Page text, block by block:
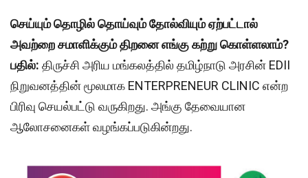
செய்யும் தொழில் தொய்வும் தோல்வியும் ஏற்பட்டால்
அவற்றை சமாளிக்கும் திறனை எங்கு கற்று கொள்ளலாம்?
பதில்: திருச்சி அரிய மங்கலத்தில் தமிழ்நாடு அரசின் EDII
நிறுவனத்தின் மூலமாக ENTERPRENEUR CLINIC என்ற
பிரிவு செயல்பட்டு வருகிறது. அங்கு தேவையான
ஆலோசனைகள் வழங்கப்படுகின்றது.